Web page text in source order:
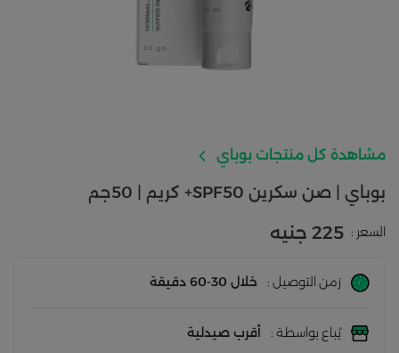
مشاهدة كل منتجات بوباي
بوباي | صن سكرين SPF50+ كريم | 50جم
السعر : 225 جنيه
زمن التوصيل : خلال 30-60 دقيقة
يُباع بواسطة : أقرب صيدلية